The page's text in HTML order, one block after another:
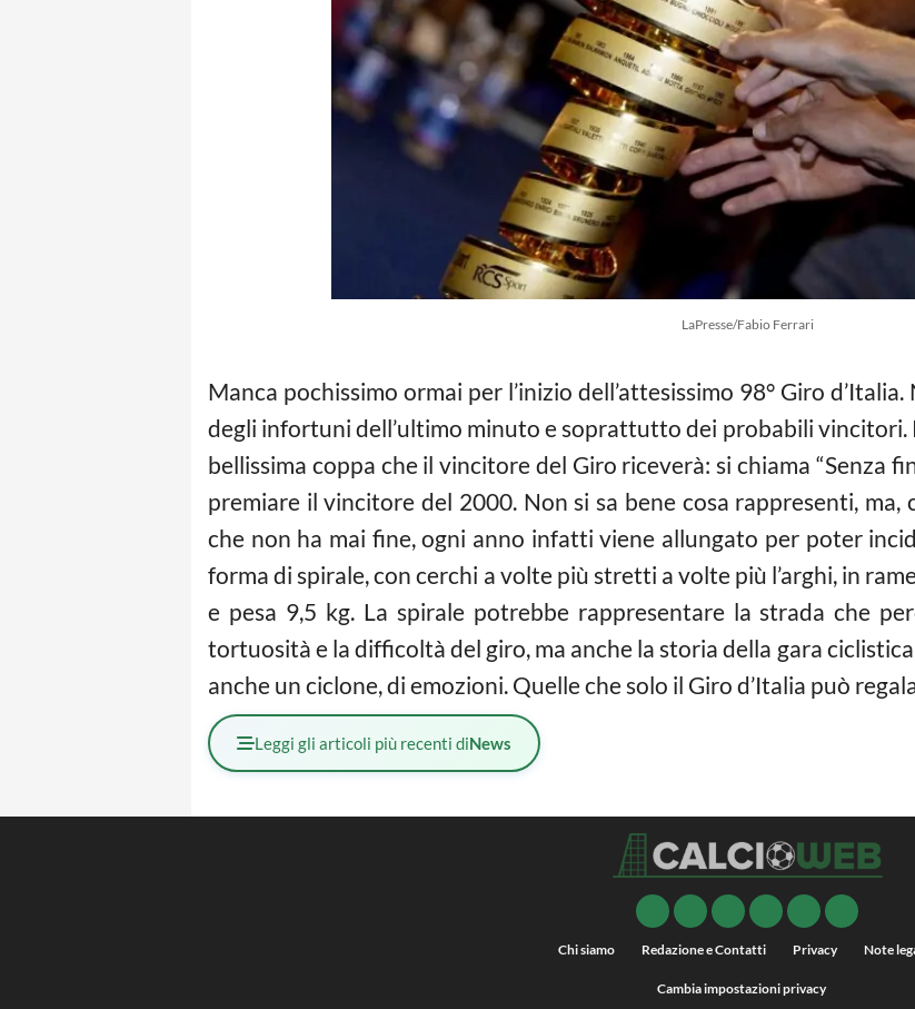
LaPresse/Fabio Ferrari
Manca pochissimo ormai per l’inizio dell’attesissimo 98° Giro
degli infortuni dell’ultimo minuto e soprattutto dei probabili vincitori.
bellissima coppa che il vincitore del Giro riceverà: si chiama “Senza
premiare il vincitore del 2000. Non si sa bene cosa rappresenti,
che non ha mai fine, ogni anno infatti viene allungato per poter
forma di spirale, con cerchi a volte più stretti a volte più l’arghi, in
e pesa 9,5 kg. La spirale potrebbe rappresentare la strada che
tortuosità e la difficoltà del giro, ma anche la storia della gara
anche un ciclone, di emozioni. Quelle che solo il Giro d’Italia può
Leggi gli articoli più recenti diNews
Chi siamo Redazione e Contatti Privacy Note
Cambia impostazioni privacy